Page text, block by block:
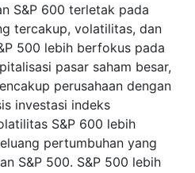
S&P 600 terletak pada
tercakup, volatilitas, dan
500 lebih berfokus pada
pasar saham besar,
perusahaan dengan
investasi indeks
S&P 600 lebih
pertumbuhan yang
S&P 500. S&P 500 lebih